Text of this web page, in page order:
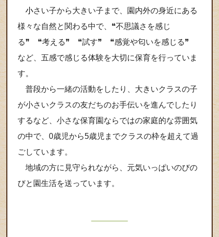
小さい子から大きい子まで、園内外の身近にある
様々な自然と関わる中で、❝不思議さを感じ
る❞ ❝考える❞ ❝試す❞ ❝感覚や匂いを感じる❞
など、五感で感じる体験を大切に保育を行っていま
す。
普段から一緒の活動をしたり、大きいクラスの子
が小さいクラスの友だちのお手伝いを進んでしたり
するなど、小さな保育園ならではの家庭的な雰囲気
の中で、0歳児から5歳児までクラスの枠を超えて過
ごしています。
地域の方に見守られながら、元気いっぱいのびの
びと園生活を送っています。